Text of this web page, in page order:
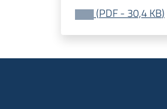
(PDF- 30,4 KB)